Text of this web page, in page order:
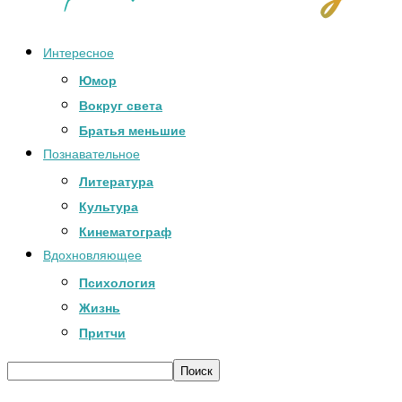
Интересное
Юмор
Вокруг света
Братья меньшие
Познавательное
Литература
Культура
Кинематограф
Вдохновляющее
Психология
Жизнь
Притчи